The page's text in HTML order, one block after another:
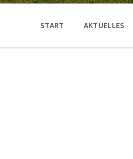
START AKTUELLES